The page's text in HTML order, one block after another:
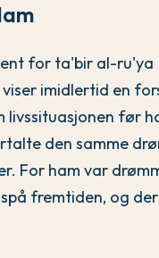
for ta'bir al-ru'ya
imidlertid en
livssituasjonen før
den samme
For ham var
fremtiden, og